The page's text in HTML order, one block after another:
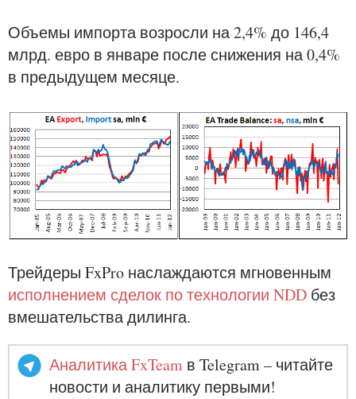
Объемы импорта возросли на 2,4% до 146,4
млрд. евро в январе после снижения на 0,4%
в предыдущем месяце.
Трейдеры FxPro наслаждаются мгновенным
исполнением сделок по технологии NDD без
вмешательства дилинга.
Аналитика FxTeam в Telegram – читайте
новости и аналитику первыми!